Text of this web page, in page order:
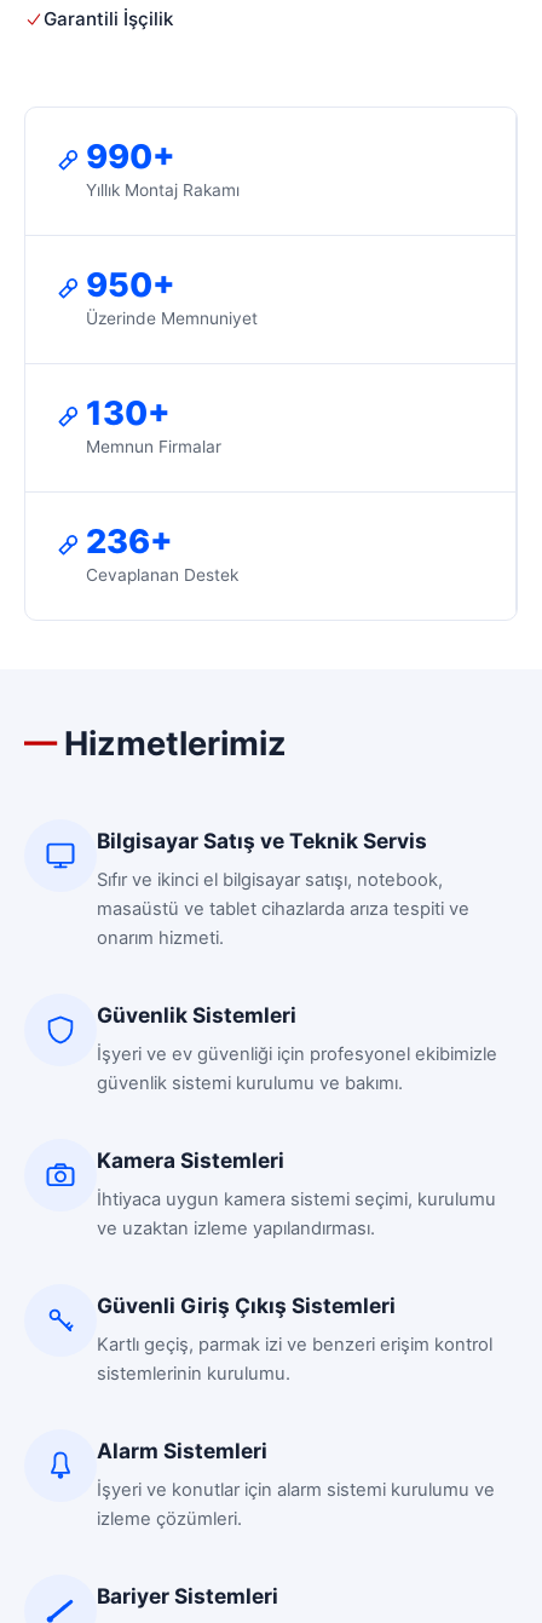
Garantili İşçilik
990+
Yıllık Montaj Rakamı
950+
Üzerinde Memnuniyet
130+
Memnun Firmalar
236+
Cevaplanan Destek
Hizmetlerimiz
Bilgisayar Satış ve Teknik Servis
Sıfır ve ikinci el bilgisayar satışı, notebook,
masaüstü ve tablet cihazlarda arıza tespiti ve
onarım hizmeti.
Güvenlik Sistemleri
İşyeri ve ev güvenliği için profesyonel ekibimizle
güvenlik sistemi kurulumu ve bakımı.
Kamera Sistemleri
İhtiyaca uygun kamera sistemi seçimi, kurulumu
ve uzaktan izleme yapılandırması.
Güvenli Giriş Çıkış Sistemleri
Kartlı geçiş, parmak izi ve benzeri erişim kontrol
sistemlerinin kurulumu.
Alarm Sistemleri
İşyeri ve konutlar için alarm sistemi kurulumu ve
izleme çözümleri.
Bariyer Sistemleri